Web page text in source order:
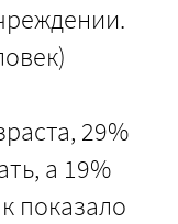
29%
а 19%
показало